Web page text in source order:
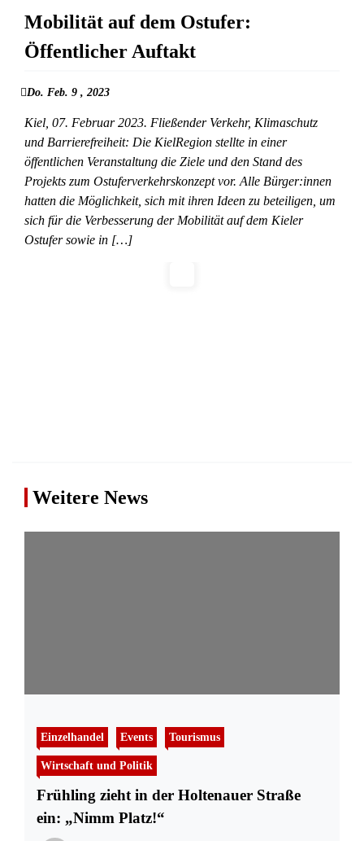
Mobilität auf dem Ostufer:
Öffentlicher Auftakt
Do. Feb. 9 , 2023
Kiel, 07. Februar 2023. Fließender Verkehr, Klimaschutz
und Barrierefreiheit: Die KielRegion stellte in einer
öffentlichen Veranstaltung die Ziele und den Stand des
Projekts zum Ostuferverkehrskonzept vor. Alle Bürger:innen
hatten die Möglichkeit, sich mit ihren Ideen zu beteiligen, um
sich für die Verbesserung der Mobilität auf dem Kieler
Ostufer sowie in […]
Weitere News
Einzelhandel Events Tourismus
Wirtschaft und Politik
Frühling zieht in der Holtenauer Straße
ein: „Nimm Platz!“